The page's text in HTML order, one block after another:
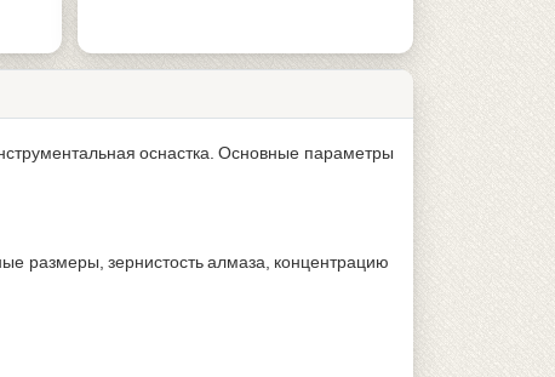
оснастка. Основные параметры
размеры, зернистость алмаза, концентрацию